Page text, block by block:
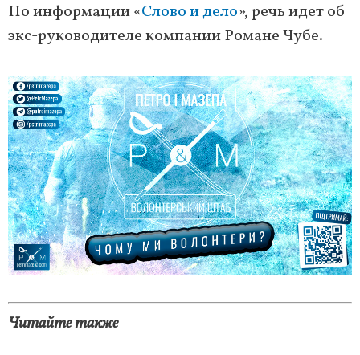
По информации «Слово и дело», речь идет об
экс-руководителе компании Романе Чубе.
Читайте также